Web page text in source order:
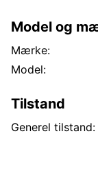
Model og
Mærke:
Model:
Tilstand
Generel tilstand: